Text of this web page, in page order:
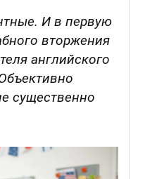
И в первую
вторжения
английского
существенно